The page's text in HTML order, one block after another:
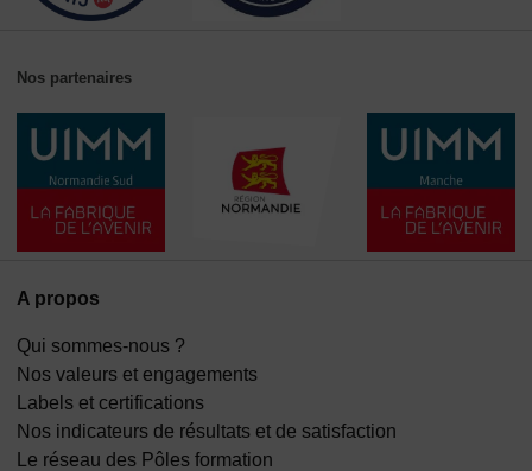
A propos
Qui sommes-nous ?
Nos valeurs et engagements
Labels et certifications
Nos indicateurs de résultats et de satisfaction
Le réseau des Pôles formation
Nos partenaires